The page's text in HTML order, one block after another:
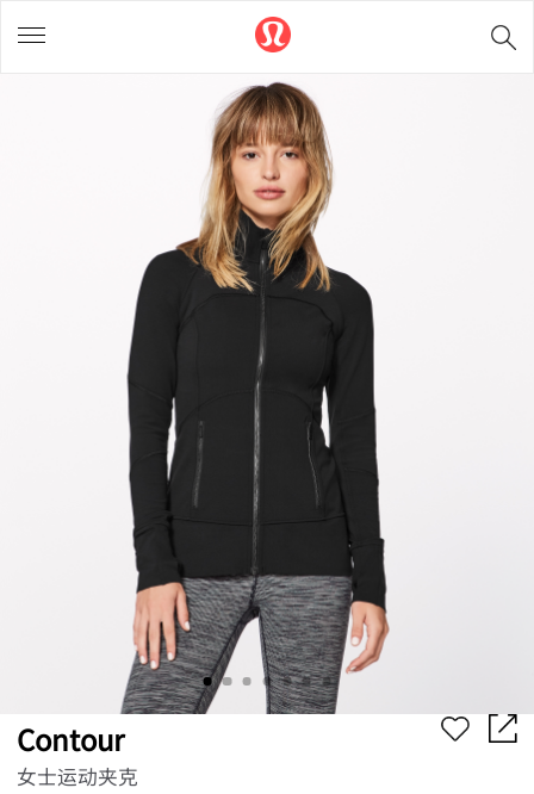
Contour
女士运动夹克